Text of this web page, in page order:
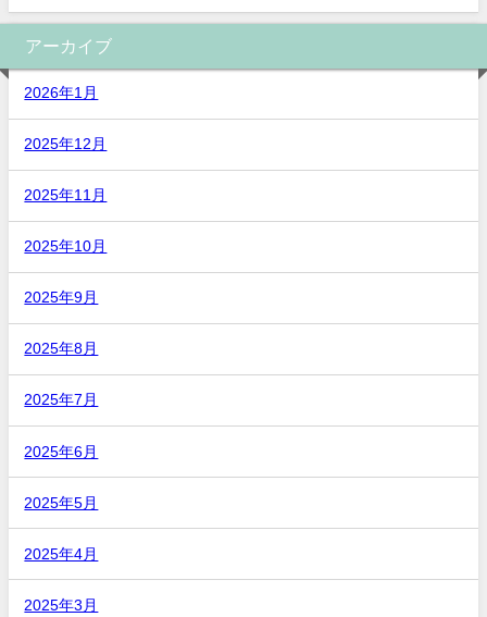
アーカイブ
2026年1月
2025年12月
2025年11月
2025年10月
2025年9月
2025年8月
2025年7月
2025年6月
2025年5月
2025年4月
2025年3月